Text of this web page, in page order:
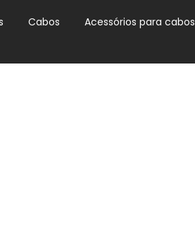
Cabos Acessórios para cabos